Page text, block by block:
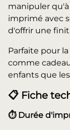
manipuler
imprimé avec
d'offrir une
Parfaite pour
comme
enfants que
📋 Fiche
⏱️ Durée